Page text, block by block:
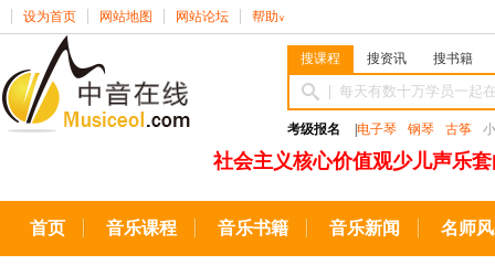
设为首页 网站地图 网站论坛 帮助 ∨
搜课程 搜资讯 搜书籍
考级报名 电子琴 钢琴 古筝
社会主义核心价值观少儿声乐
首页 音乐课程 音乐书籍 音乐新闻 名师